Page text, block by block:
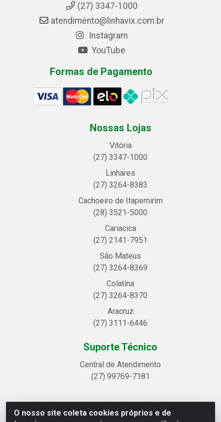
O nosso site coleta cookies próprios e de
(27) 3347-1000
atendimento@linhavix.com.br
Instagram
YouTube
Formas de Pagamento
Nossas Lojas
Vitória
(27) 3347-1000
Linhares
(27) 3264-8383
Cachoeiro de Itapemirim
(28) 3521-5000
Cariacica
(27) 2141-7951
São Mateus
(27) 3264-8369
Colatina
(27) 3264-8370
Aracruz
(27) 3111-6446
Suporte Técnico
Central de Atendimento
(27) 99769-7181
Linhavix Distribuidora LTDA - Avenida Alegre, 2521 -